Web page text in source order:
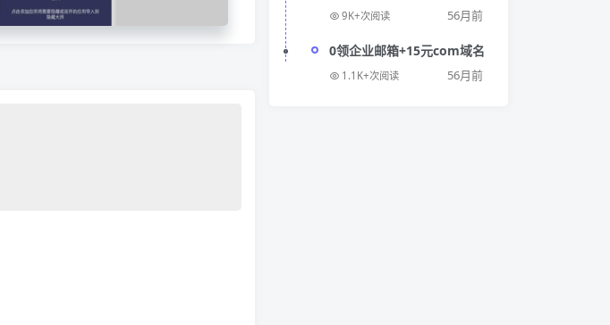
面小组件
9K+次阅读 56月前
0领企业邮箱+15元com域名
1.1K+次阅读 56月前